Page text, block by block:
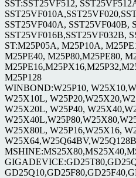
SST:SST25VF512,
SST25VF040A, SST25VF040B,
SST25VF016B,SST25VF032B,
ST:M25P05A, M25P10A,
M25PE40, M25P80,M25PE80,
M25P128
WINBOND:W25P10,
W25X10L,
W25X20L, W25P40,
W25X80L, W25P16,W25X16,